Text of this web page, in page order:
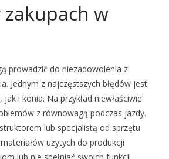
zakupach w
prowadzić do niezadowolenia z
Jednym z najczęstszych błędów jest
i konia. Na przykład niewłaściwie
z równowagą podczas jazdy.
lub specjalistą od sprzętu
użytych do produkcji